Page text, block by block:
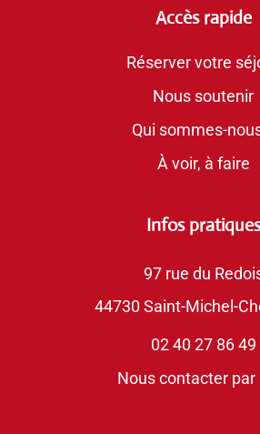
Accès rapide
Réserver votre
Nous soutenir
Qui sommes-
À voir, à faire
Infos pratiques
97 rue du
44730 Saint-Michel-
02 40 27 86 49
Nous contacter par